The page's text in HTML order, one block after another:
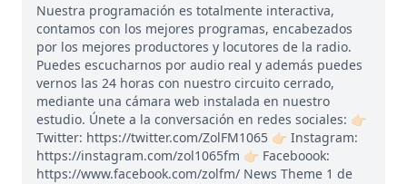
Nuestra programación es totalmente interactiva,
contamos con los mejores programas, encabezados
por los mejores productores y locutores de la radio.
Puedes escucharnos por audio real y además puedes
vernos las 24 horas con nuestro circuito cerrado,
mediante una cámara web instalada en nuestro
estudio. Únete a la conversación en redes sociales: 👉🏻
Twitter: https://twitter.com/ZolFM1065 👉🏻 Instagram:
https://instagram.com/zol1065fm 👉🏻 Faceboook:
https://www.facebook.com/zolfm/ News Theme 1 de